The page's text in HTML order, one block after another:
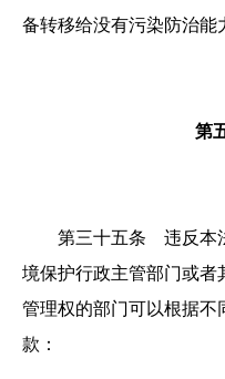
备转移给没有污染防治能
第
第三十五条 违反本
境保护行政主管部门或者
管理权的部门可以根据不
款：